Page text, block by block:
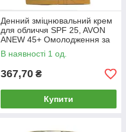
Денний зміцнювальний крем
для обличчя SPF 25, AVON
ANEW 45+ Омолодження за
технологією Protinol (50 мл)
В наявності 1 од.
367,70 ₴
Купити